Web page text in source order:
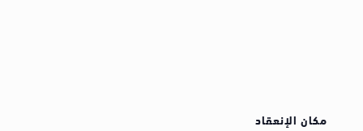
مكان الإنعقاد